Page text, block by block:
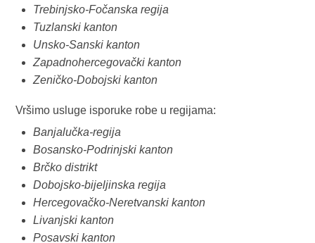
Trebinjsko-Fočanska regija
Tuzlanski kanton
Unsko-Sanski kanton
Zapadnohercegovački kanton
Zeničko-Dobojski kanton
Vršimo usluge isporuke robe u regijama:
Banjalučka-regija
Bosansko-Podrinjski kanton
Brčko distrikt
Dobojsko-bijeljinska regija
Hercegovačko-Neretvanski kanton
Livanjski kanton
Posavski kanton